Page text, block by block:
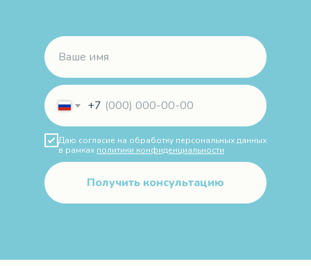
+7
Даю согласие на обработку персональных данных
в рамках политики конфиденциальности
Получить консультацию